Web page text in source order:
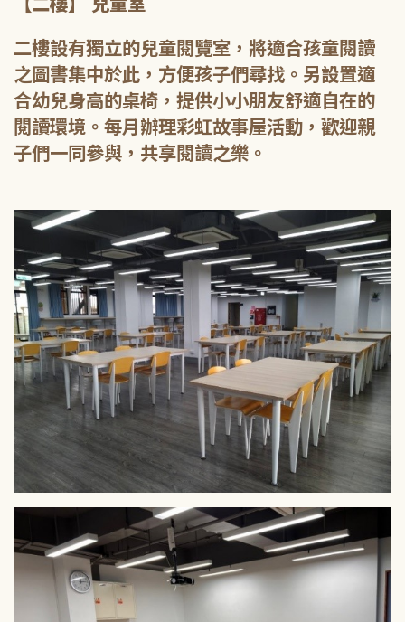
二樓設有獨立的兒童閱覽室，將適合孩童閱讀
之圖書集中於此，方便孩子們尋找。另設置適
合幼兒身高的桌椅，提供小小朋友舒適自在的
閱讀環境。每月辦理彩虹故事屋活動，歡迎親
子們一同參與，共享閱讀之樂。